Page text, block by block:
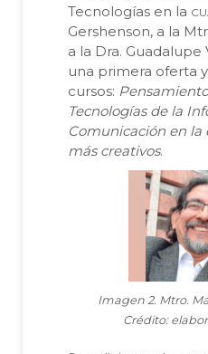
Tecnologías en la
Gershenson, a la
a la Dra.
una primera oferta
cursos:
Tecnologías de la
Comunicación en la
más creativos.
Imagen 2. Mtro.
Crédito: